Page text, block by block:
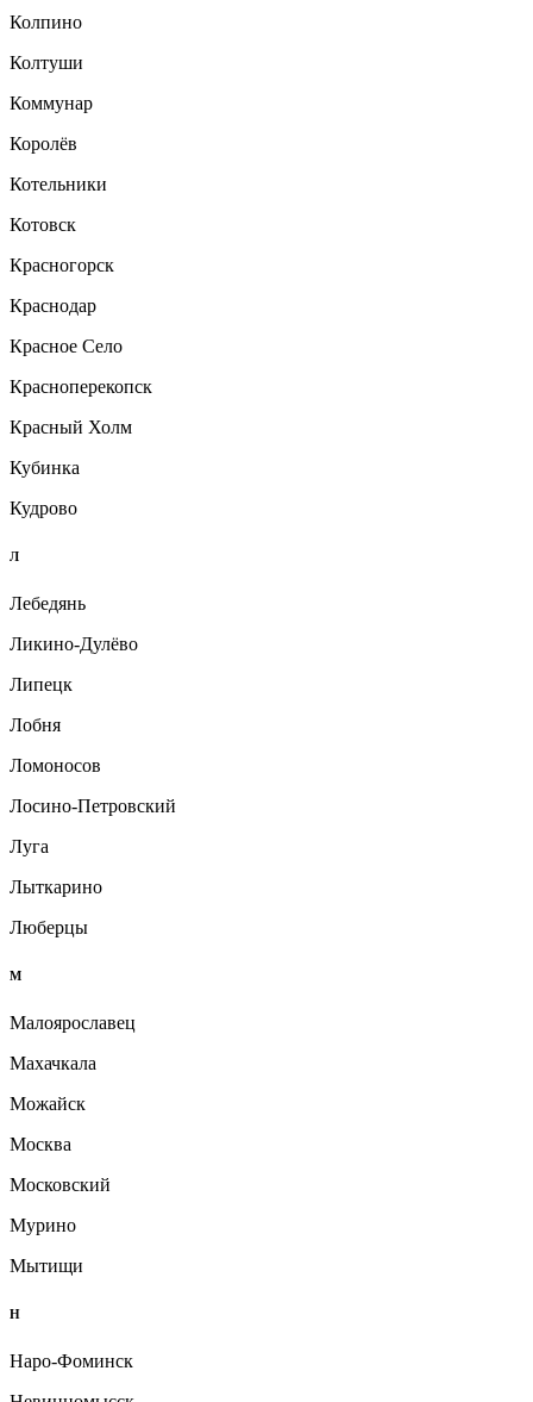
Колпино
Колтуши
Коммунар
Королёв
Котельники
Котовск
Красногорск
Краснодар
Красное Село
Красноперекопск
Красный Холм
Кубинка
Кудрово
Л
Лебедянь
Ликино-Дулёво
Липецк
Лобня
Ломоносов
Лосино-Петровский
Луга
Лыткарино
Люберцы
М
Малоярославец
Махачкала
Можайск
Москва
Московский
Мурино
Мытищи
Н
Наро-Фоминск